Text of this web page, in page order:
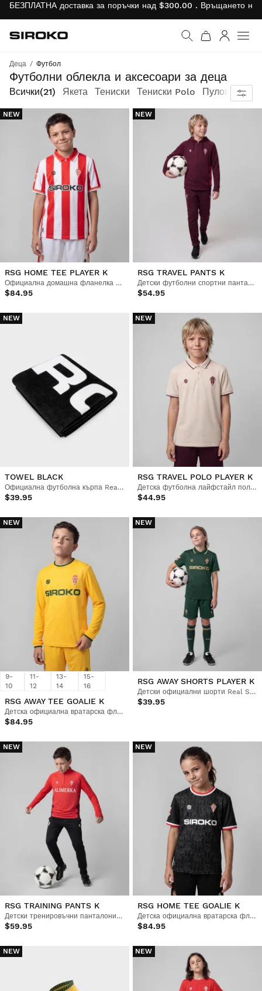
БЕЗПЛАТНА доставка за поръчки над $300.00 . Връщането на
Към началната
Siroko.com
Деца Футбол
Футболни облекла и аксесоари за деца
Всичко, от което се нуждаят, за да изживеят страстта си към футбола
Всички(21) Якета Тениски Тениски Polo Пуловери с
NEW
RSG HOME TEE PLAYER K
Официална домашна фланелка на Real Sporting de Gijón за деца
$84.95
NEW
RSG TRAVEL PANTS K
Детски футболни спортни панталони
$54.95
NEW
TOWEL BLACK
Официална футболна кърпа Real Sporting de Gijón
$39.95
NEW
RSG TRAVEL POLO PLAYER K
Детска футболна лайфстайл поло тениска
$44.95
NEW
9-
10
11-
12
13-
14
15-
16
RSG AWAY TEE GOALIE K
Детска официална вратарска фланелка на Real Sporting de Gijón
$84.95
NEW
RSG AWAY SHORTS PLAYER K
Детски официални шорти Real Sporting de Gijón
$39.95
NEW
RSG TRAINING PANTS K
Детски тренировъчни панталони за футбол
$59.95
NEW
RSG HOME TEE GOALIE K
Детска официална вратарска фланелка на Real Sporting de Gijón
$84.95
NEW NEW